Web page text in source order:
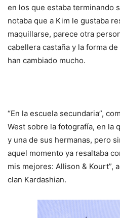
en los que estaba terminando
notaba que a Kim le gustaba
maquillarse, parece otra
cabellera castaña y la forma
han cambiado mucho.
“En la escuela secundaria”,
West sobre la fotografía, en la
y una de sus hermanas, pero
aquel momento ya resaltaba
mis mejores: Allison & Kourt”,
clan Kardashian.